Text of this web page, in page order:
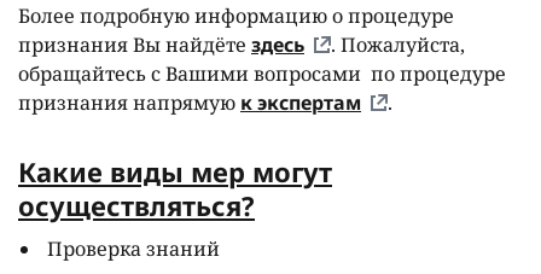
Более подробную информацию о процедуре
признания Вы найдёте здесь
. Пожалуйста,
обращайтесь с Вашими вопросами по процедуре
признания напрямую к экспертам .
Какие виды мер могут
осуществляться?
Проверка знаний